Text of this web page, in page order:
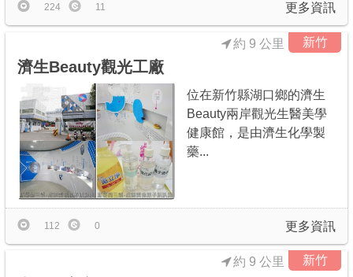
更多資訊
224 11
新竹
約 9 公里
濟生Beauty觀光工廠
位在新竹縣湖口鄉的濟生
Beauty兩岸觀光生醫美學
健康館，是由濟生化學製
藥...
更多資訊
112 0
新竹
約 9 公里